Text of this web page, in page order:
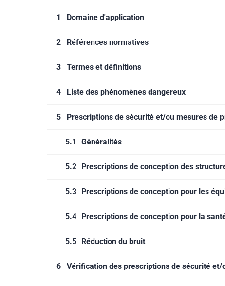
1 Domaine d'application
2 Références normatives
3 Termes et définitions
4 Liste des phénomènes dangereux
5 Prescriptions de sécurité et/ou mesures de
5.1 Généralités
5.2 Prescriptions de conception des
5.3 Prescriptions de conception pour les
5.4 Prescriptions de conception pour la
5.5 Réduction du bruit
6 Vérification des prescriptions de sécurité